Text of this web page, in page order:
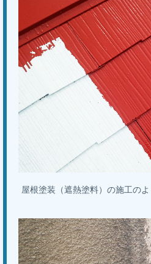
屋根塗装（遮熱塗料）の施工のよ